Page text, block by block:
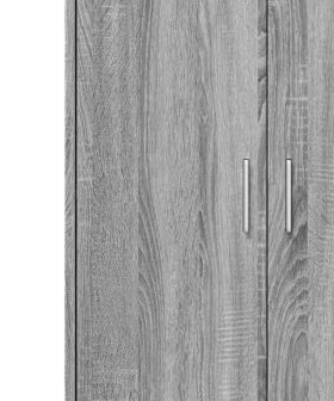
Предоставената таблица е с
Добавете продукта в количката
количката" и при поръчка ще
вноски на кредита.
Предоставената таблица е с
Добавете продукта в количката
количката" и при поръчка ще
вноски на кредита.
Предоставената таблица е с
Добавете продукта в количката
количката" и при поръчка ще
вноски на кредита.
Когато плащате с NewPay,